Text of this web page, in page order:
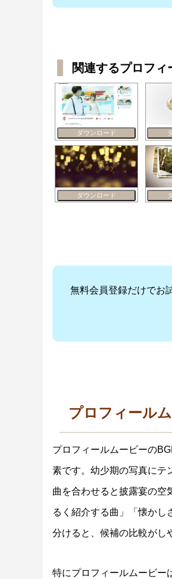
関連するプロフ
ダウンロード
ダウンロード
無料会員登録だけでお
プロフィール
プロフィールムービーの
素です。幼少期の写真にテ
曲を合わせると披露宴の空
るく紹介する曲」「懐かし
分けると、候補の比較がし
特にプロフィールムービー